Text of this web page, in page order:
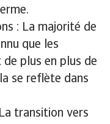
: La majorité de
que les
plus en plus de
se reflète dans
transition vers